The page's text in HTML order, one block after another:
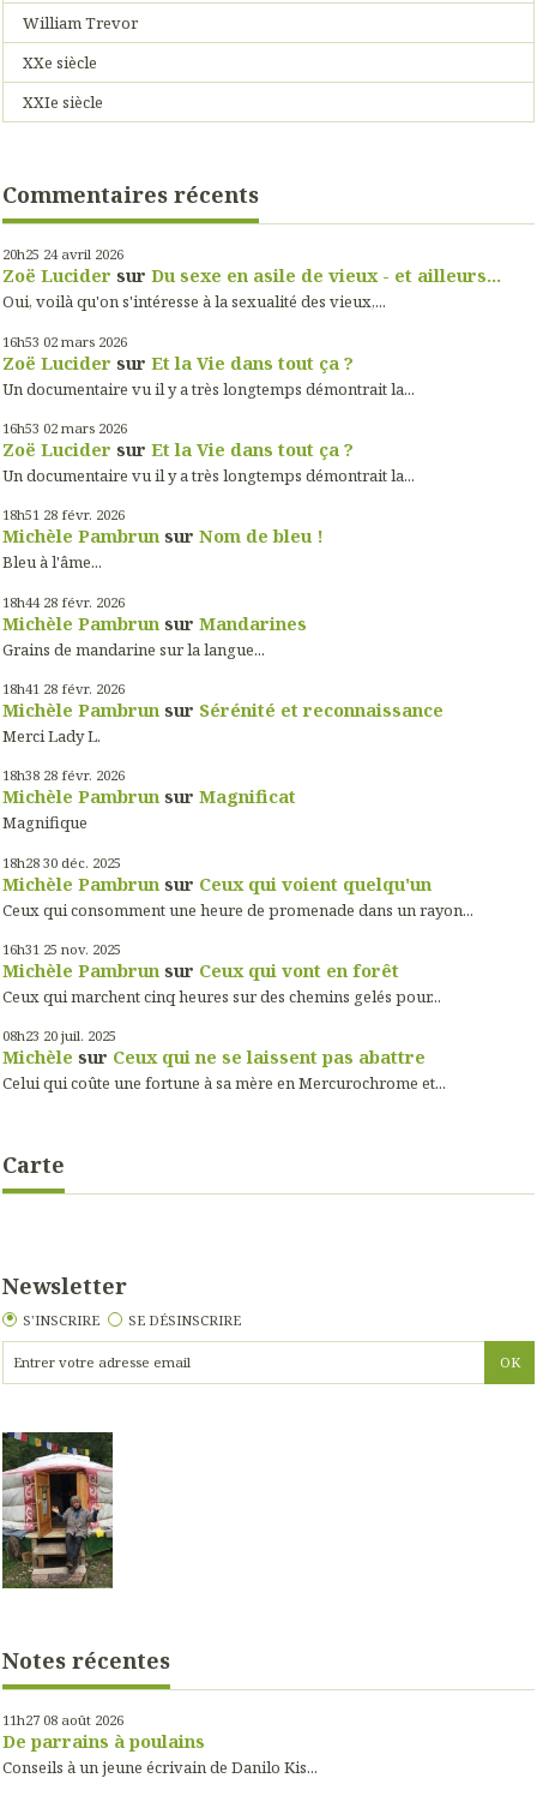
William Trevor
XXe siècle
XXIe siècle
Commentaires récents
20h25 24 avril 2026
Zoë Lucider sur Du sexe en asile de vieux - et ailleurs...
Oui, voilà qu'on s'intéresse à la sexualité des vieux,...
16h53 02 mars 2026
Zoë Lucider sur Et la Vie dans tout ça ?
Un documentaire vu il y a très longtemps démontrait la...
16h53 02 mars 2026
Zoë Lucider sur Et la Vie dans tout ça ?
Un documentaire vu il y a très longtemps démontrait la...
18h51 28 févr. 2026
Michèle Pambrun sur Nom de bleu !
Bleu à l'âme...
18h44 28 févr. 2026
Michèle Pambrun sur Mandarines
Grains de mandarine sur la langue...
18h41 28 févr. 2026
Michèle Pambrun sur Sérénité et reconnaissance
Merci Lady L.
18h38 28 févr. 2026
Michèle Pambrun sur Magnificat
Magnifique
18h28 30 déc. 2025
Michèle Pambrun sur Ceux qui voient quelqu'un
Ceux qui consomment une heure de promenade dans un rayon...
16h31 25 nov. 2025
Michèle Pambrun sur Ceux qui vont en forêt
Ceux qui marchent cinq heures sur des chemins gelés pour...
08h23 20 juil. 2025
Michèle sur Ceux qui ne se laissent pas abattre
Celui qui coûte une fortune à sa mère en Mercurochrome et...
Carte
Newsletter
S'INSCRIRE SE DÉSINSCRIRE
Notes récentes
11h27 08 août 2026
De parrains à poulains
Conseils à un jeune écrivain de Danilo Kis...